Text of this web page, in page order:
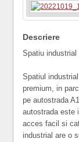
Descriere
Spatiu
Spatiul
premium, in
pe autostrada
autostrada este
acces facil si
industrial are o